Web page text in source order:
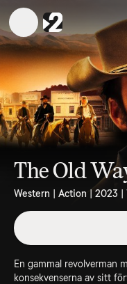
The Old
Western | Action | 2023 |
En gammal revolverman
konsekvenserna av sitt